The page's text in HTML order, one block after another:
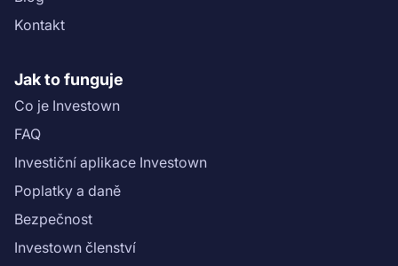
Kontakt
Jak to funguje
Co je Investown
FAQ
Investiční aplikace Investown
Poplatky a daně
Bezpečnost
Investown členství